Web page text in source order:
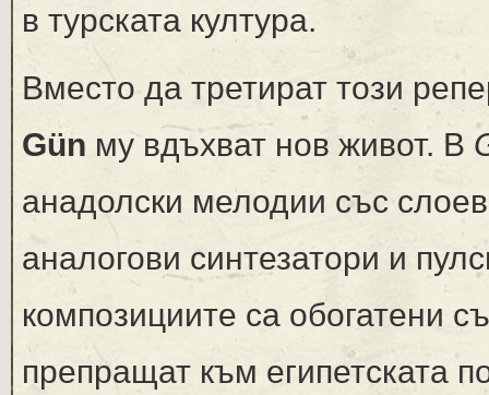
в турската култура.
Вместо да третират този
Gün му вдъхват нов живот. В
анадолски мелодии със
аналогови синтезатори и
композициите са обогатени
препращат към египетската